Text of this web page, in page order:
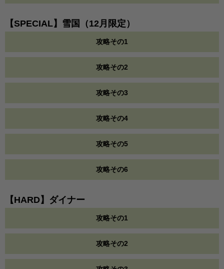
【SPECIAL】雪国（12月限定）
攻略その1
攻略その2
攻略その3
攻略その4
攻略その5
攻略その6
【HARD】ダイナー
攻略その1
攻略その2